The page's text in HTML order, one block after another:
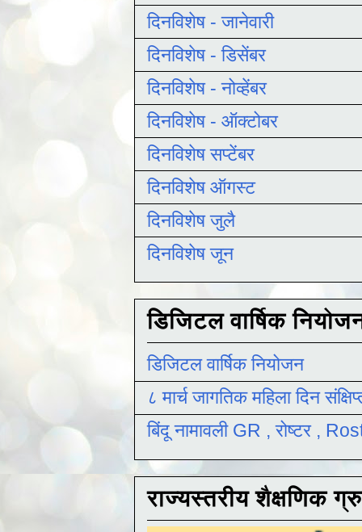
दिनविशेष - जानेवारी
दिनविशेष - डिसेंबर
दिनविशेष - नोव्हेंबर
दिनविशेष - ऑक्टोबर
दिनविशेष सप्टेंबर
दिनविशेष ऑगस्ट
दिनविशेष जुलै
दिनविशेष जून
डिजिटल वार्षिक
डिजिटल वार्षिक नियोजन
८ मार्च जागतिक महिला दिन
बिंदू नामावली GR , रोष्टर ,
राज्यस्तरीय शैक्षणिक